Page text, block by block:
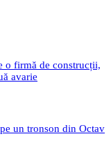
o firmă de construcții,
avarie
un tronson din Octav